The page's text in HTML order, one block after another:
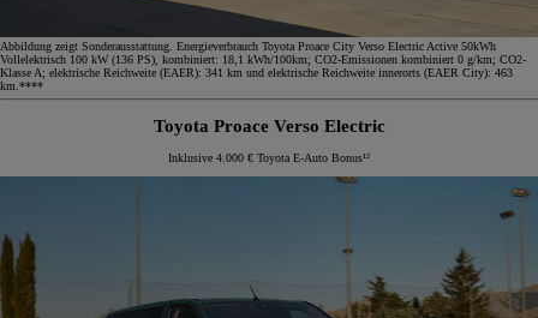
Abbildung zeigt Sonderausstattung. Energieverbrauch Toyota Proace City Verso Electric Active 50kWh
Vollelektrisch 100 kW (136 PS), kombiniert: 18,1 kWh/100km; CO2-Emissionen kombiniert 0 g/km; CO2-
Klasse A; elektrische Reichweite (EAER): 341 km und elektrische Reichweite innerorts (EAER City): 463
km.****
Toyota Proace Verso Electric
Inklusive 4.000 € Toyota E-Auto Bonus¹²